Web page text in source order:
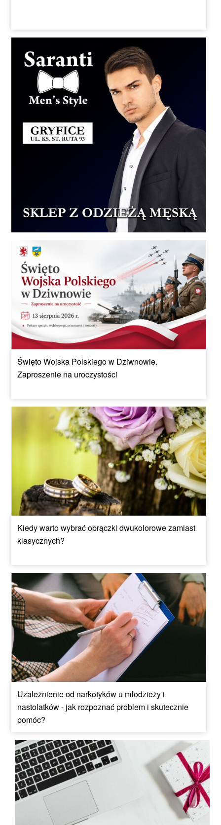
Święto Wojska Polskiego w Dziwnowie.
Zaproszenie na uroczystości
Kiedy warto wybrać obrączki dwukolorowe zamiast
klasycznych?
Uzależnienie od narkotyków u młodzieży i
nastolatków - jak rozpoznać problem i skutecznie
pomóc?